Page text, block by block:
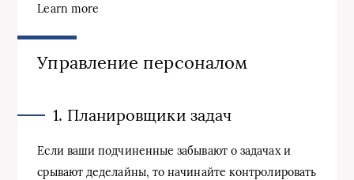
Learn more
Управление персоналом
1. Планировщики задач
Если ваши подчиненные забывают о задачах и
срывают деделайны, то начинайте контролировать